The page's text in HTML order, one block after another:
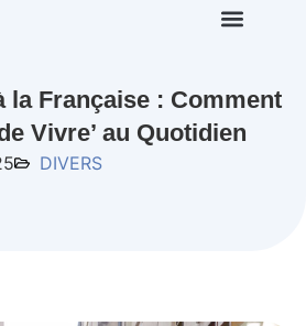
la Française : Comment
Vivre’ au Quotidien
DIVERS